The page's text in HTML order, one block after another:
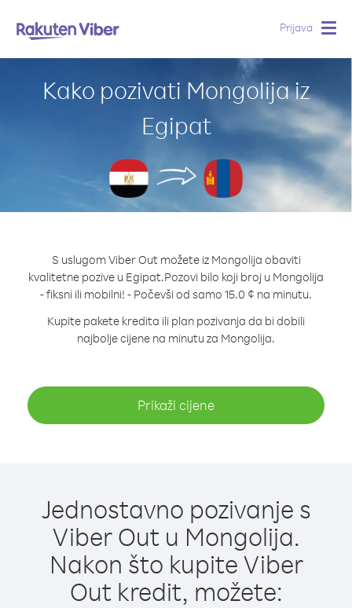
Prijava
Kako pozivati Mongolija iz
Egipat
S uslugom Viber Out možete iz Mongolija obaviti
kvalitetne pozive u Egipat.Pozovi bilo koji broj u Mongolija
- fiksni ili mobilni! - Počevši od samo 15.0 ¢ na minutu.
Kupite pakete kredita ili plan pozivanja da bi dobili
najbolje cijene na minutu za Mongolija.
Prikaži cijene
Jednostavno pozivanje s
Viber Out u Mongolija.
Nakon što kupite Viber
Out kredit, možete: